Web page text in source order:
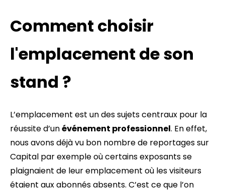
Comment choisir
l'emplacement de son
stand ?
L’emplacement est un des sujets centraux pour la
réussite d’unévénement professionnel. En effet,
nous avons déjà vu bon nombre de reportages sur
Capital par exemple où certains exposants se
plaignaient de leur emplacement où les visiteurs
étaient aux abonnés absents. C’est ce que l’on